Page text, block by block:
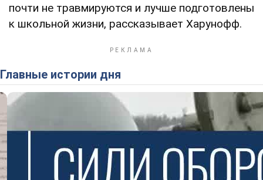
почти не травмируются и лучше подготовлены
к школьной жизни, рассказывает Харунофф.
Главные истории дня